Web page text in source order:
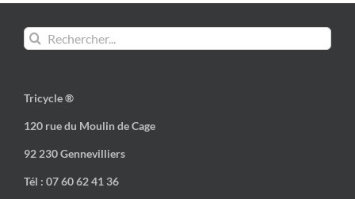
Rechercher:
Tricycle ®
120 rue du Moulin de Cage
92 230 Gennevilliers
Tél : 07 60 62 41 36